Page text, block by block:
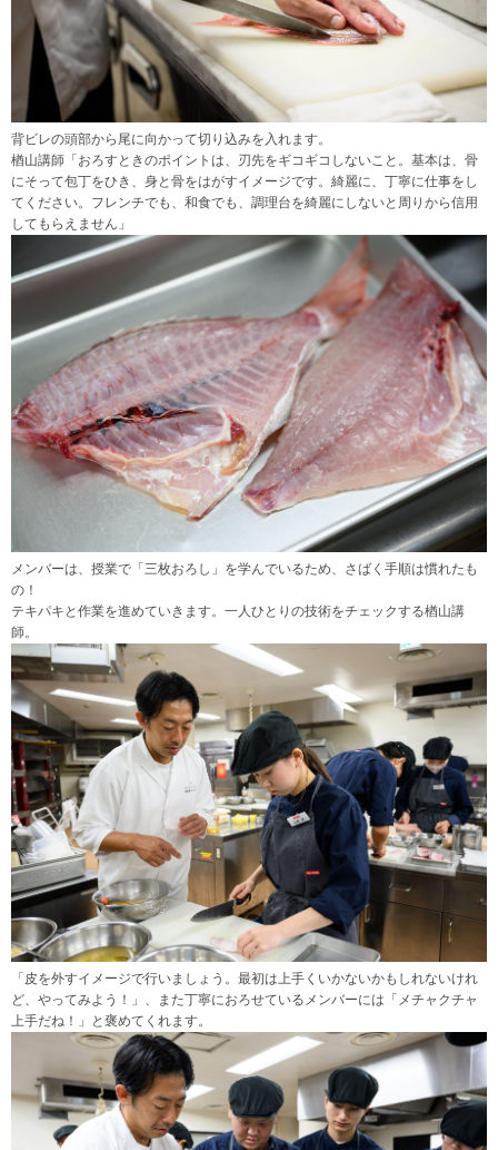
背ビレの頭部から尾に向かって切り込みを入れます。
楢山講師「おろすときのポイントは、刃先をギコギコしないこと。基本は、骨
にそって包丁をひき、身と骨をはがすイメージです。綺麗に、丁寧に仕事をし
てください。フレンチでも、和食でも、調理台を綺麗にしないと周りから信用
してもらえません」
メンバーは、授業で「三枚おろし」を学んでいるため、さばく手順は慣れたも
の！
テキパキと作業を進めていきます。一人ひとりの技術をチェックする楢山講
師。
「皮を外すイメージで行いましょう。最初は上手くいかないかもしれないけれ
ど、やってみよう！」、また丁寧におろせているメンバーには「メチャクチャ
上手だね！」と褒めてくれます。